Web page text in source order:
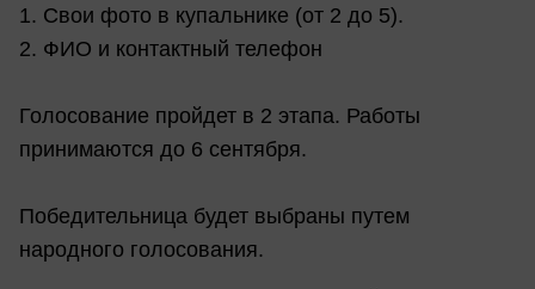
1. Свои фото в купальнике (от 2 до 5).
2. ФИО и контактный телефон
Голосование пройдет в 2 этапа. Работы
принимаются до 6 сентября.
Победительница будет выбраны путем
народного голосования.